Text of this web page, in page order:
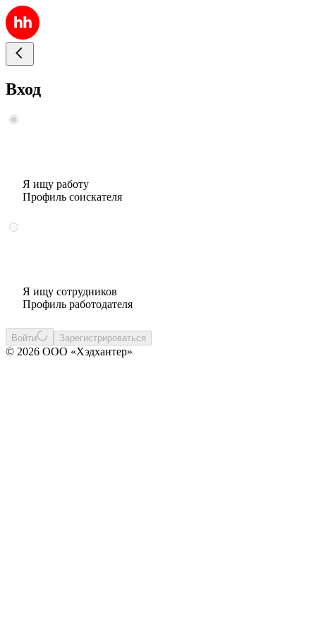
Вход
Я ищу работу
Профиль соискателя
Я ищу сотрудников
Профиль работодателя
Войти Зарегистрироваться
© 2026 ООО «Хэдхантер»